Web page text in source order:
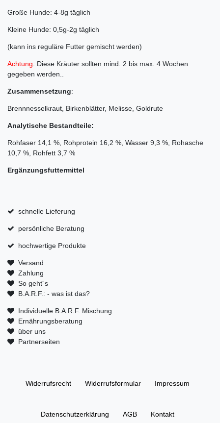
Große Hunde: 4-8g täglich
Kleine Hunde: 0,5g-2g täglich
(kann ins reguläre Futter gemischt werden)
Achtung: Diese Kräuter sollten mind. 2 bis max. 4 Wochen
gegeben werden..
Zusammensetzung:
Brennnesselkraut, Birkenblätter, Melisse, Goldrute
Analytische Bestandteile:
Rohfaser 14,1 %, Rohprotein 16,2 %, Wasser 9,3 %, Rohasche
10,7 %, Rohfett 3,7 %
Ergänzungsfuttermittel
schnelle Lieferung
persönliche Beratung
hochwertige Produkte
Versand
Zahlung
So geht´s
B.A.R.F.: - was ist das?
Individuelle B.A.R.F. Mischung
Ernährungsberatung
über uns
Partnerseiten
Widerrufs­recht Widerrufs­formular Impressum
Daten­schutz­erklärung AGB Kontakt